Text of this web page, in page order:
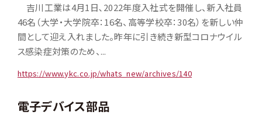
吉川工業は4月1日､2022年度入社式を開催し、新入社員
46名（大学・大学院卒：16名、高等学校卒：30名）を新しい仲
間として迎え入れました。昨年に引き続き新型コロナウイル
ス感染症対策のため、...
https://www.ykc.co.jp/whats_new/archives/140
電子デバイス部品